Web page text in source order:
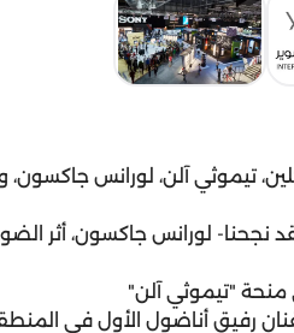
تيموثي آلن، لورانس
عمل منها: لقد نجحنا- لورانس جاكسون، أثر
رفيق أناضول الأول في